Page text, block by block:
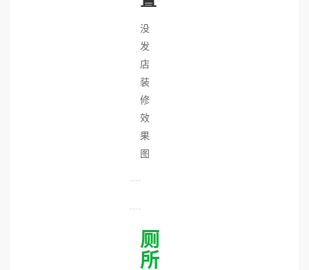
没
发
店
装
修
效
果
图
厕
所